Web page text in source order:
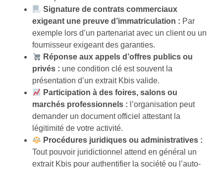
Signature de contrats commerciaux
exigeant une preuve d’immatriculation : Par
exemple lors d’un partenariat avec un client ou un
fournisseur exigeant des garanties.
Réponse aux appels d’offres publics ou
privés : une condition clé est souvent la
présentation d’un extrait Kbis valide.
Participation à des foires, salons ou
marchés professionnels : l’organisation peut
demander un document officiel attestant la
légitimité de votre activité.
Procédures juridiques ou administratives :
Tout pouvoir juridictionnel attend en général un
extrait Kbis pour authentifier la société ou l’auto-